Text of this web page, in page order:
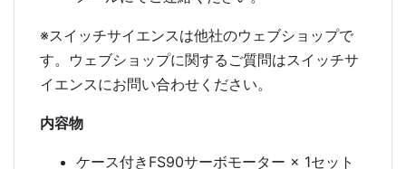
※スイッチサイエンスは他社のウェブショップで
す。ウェブショップに関するご質問はスイッチサ
イエンスにお問い合わせください。
内容物
ケース付きFS90サーボモーター × 1セット